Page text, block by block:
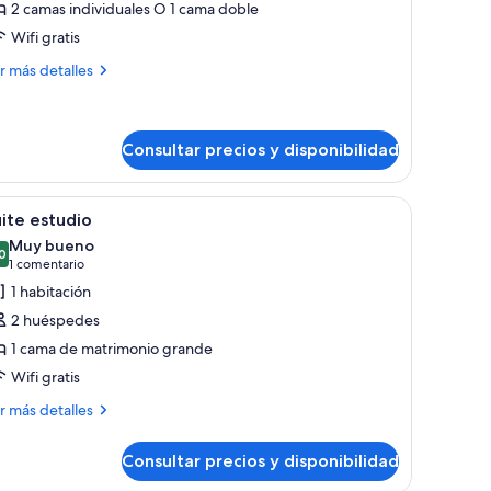
2 camas individuales O 1 cama doble
Wifi gratis
más detalles
Consultar precios y disponibilidad
colcha estampada azul claro y almohadas blancas. Hay un televisor
Una cama con cabecera roja, dos
4 estudio
de 10
Muy bueno
1 comentario
(1 comentario)
1 habitación
2 huéspedes
1 cama de matrimonio grande
Wifi gratis
más detalles
Consultar precios y disponibilidad